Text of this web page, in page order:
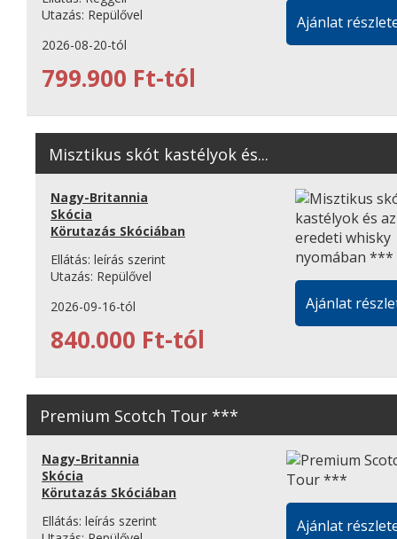
Utazás: Repülővel
2026-08-20-tól
799.900 Ft-tól
Ajánlat
Misztikus skót kastélyok és...
Nagy-Britannia
Skócia
Körutazás Skóciában
Ellátás: leírás szerint
Utazás: Repülővel
2026-09-16-tól
840.000 Ft-tól
Ajánlat
Premium Scotch Tour ***
Nagy-Britannia
Skócia
Körutazás Skóciában
Ellátás: leírás szerint
Ajánlat